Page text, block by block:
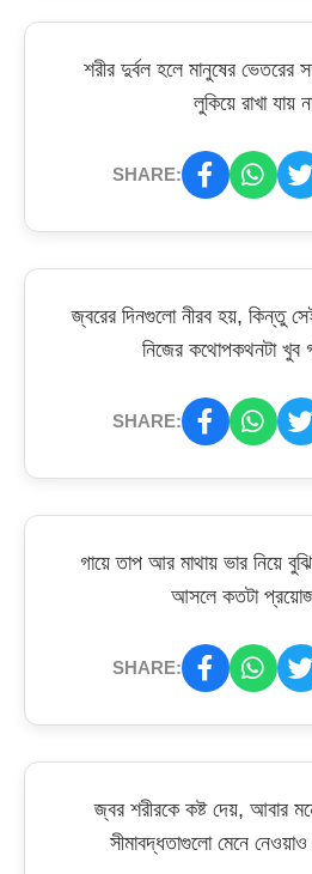
শরীর দুর্বল হলে মানুষের
লুকিয়ে রাখা যায়
SHARE:
জ্বরের দিনগুলো নীরব হয়, কিন্তু
নিজের কথোপকথনটা খুব
SHARE:
গায়ে তাপ আর মাথায় ভার নিয়ে
আসলে কতটা
SHARE:
জ্বর শরীরকে কষ্ট দেয়, আবার
সীমাবদ্ধতাগুলো মেনে